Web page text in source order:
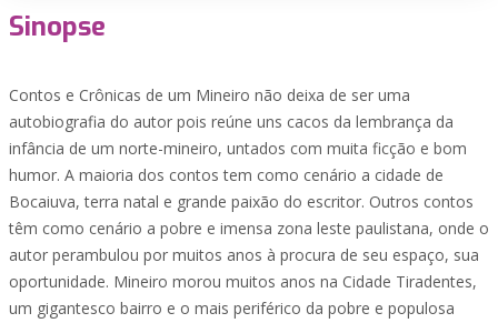
Sinopse
Contos e Crônicas de um Mineiro não deixa de ser uma
autobiografia do autor pois reúne uns cacos da lembrança da
infância de um norte-mineiro, untados com muita ficção e bom
humor. A maioria dos contos tem como cenário a cidade de
Bocaiuva, terra natal e grande paixão do escritor. Outros contos
têm como cenário a pobre e imensa zona leste paulistana, onde o
autor perambulou por muitos anos à procura de seu espaço, sua
oportunidade. Mineiro morou muitos anos na Cidade Tiradentes,
um gigantesco bairro e o mais periférico da pobre e populosa